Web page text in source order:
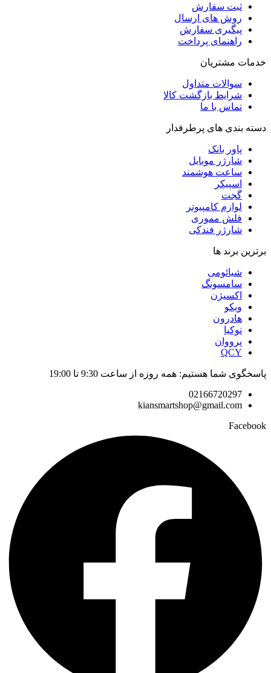
ثبت سفارش
روش‌ های ارسال
پیگیری سفارش
راهنمای پرداخت
خدمات مشتریان
سوالات متداول
شرایط بازگشت کالا
تماس با ما
دسته بندی های پرطرفدار
پاور بانک
شارژر موبایل
ساعت هوشمند
اسپیکر
گجت
لوازم کامپیوتر
فلش مموری
شارژر فندکی
برترین برند ها
شیائومی
سامسونگ
اکسیژن
ویکو
هادرون
نوکیا
پرووان
QCY
پاسخگوی شما هستیم: همه روزه از ساعت 9:30 تا 19:00
02166720297
kiansmartshop@gmail.com
Facebook